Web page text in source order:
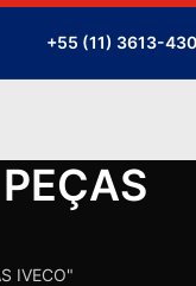
+55 (11) 3613-
IVECO"